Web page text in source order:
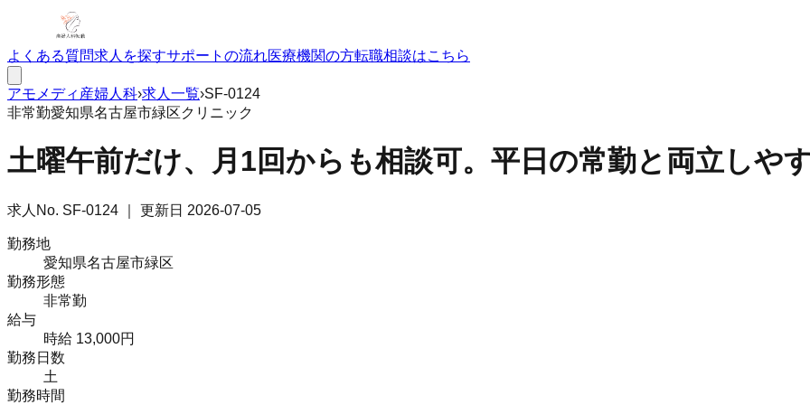
よくある質問求人を探すサポートの流れ医療機関の方転職相談はこちら
アモメディ 産婦人科›求人一覧›SF-0124
非常勤愛知県名古屋市緑区クリニック
土曜午前だけ、月1回からも相談可。平日の常勤と両立しや
求人No. SF-0124 ｜ 更新日 2026-07-05
勤務地
愛知県名古屋市緑区
勤務形態
非常勤
給与
時給 13,000円
勤務日数
土
勤務時間